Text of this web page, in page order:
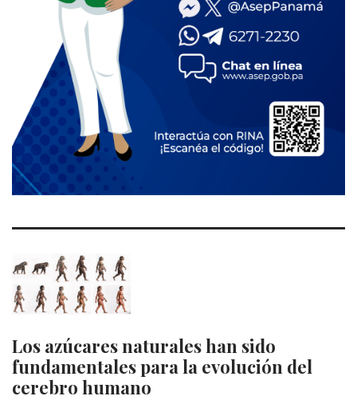
Los azúcares naturales han sido
fundamentales para la evolución del
cerebro humano